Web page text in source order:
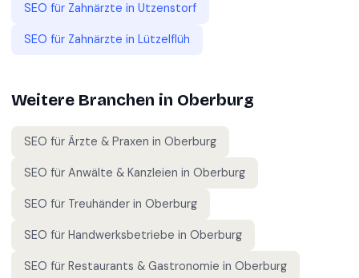
SEO für Zahnärzte in Utzenstorf
SEO für Zahnärzte in Lützelflüh
Weitere Branchen in Oberburg
SEO für Ärzte & Praxen in Oberburg
SEO für Anwälte & Kanzleien in Oberburg
SEO für Treuhänder in Oberburg
SEO für Handwerksbetriebe in Oberburg
SEO für Restaurants & Gastronomie in Oberburg